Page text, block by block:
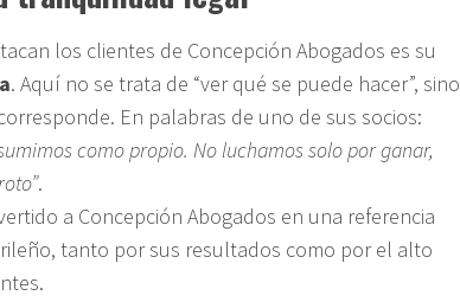
los clientes de Concepción Abogados es su
. Aquí no se trata de “ver qué se puede hacer”, sino
En palabras de uno de sus socios:
como propio. No luchamos solo por ganar,
.
a Concepción Abogados en una referencia
tanto por sus resultados como por el alto